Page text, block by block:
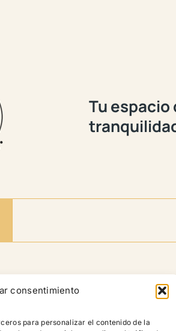
consentimiento
para personalizar el contenido de la
Tu espacio